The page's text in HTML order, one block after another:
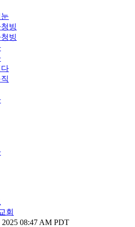
빙
빙
회
08:47 AM PDT